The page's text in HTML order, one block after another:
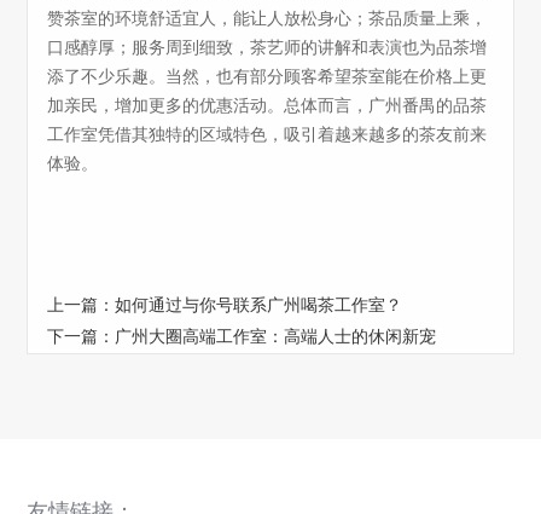
赞茶室的环境舒适宜人，能让人放松身心；茶品质量上乘，
口感醇厚；服务周到细致，茶艺师的讲解和表演也为品茶增
添了不少乐趣。当然，也有部分顾客希望茶室能在价格上更
加亲民，增加更多的优惠活动。总体而言，广州番禺的品茶
工作室凭借其独特的区域特色，吸引着越来越多的茶友前来
体验。
上一篇：如何通过与你号联系广州喝茶工作室？
下一篇： 广州大圈高端工作室：高端人士的休闲新宠